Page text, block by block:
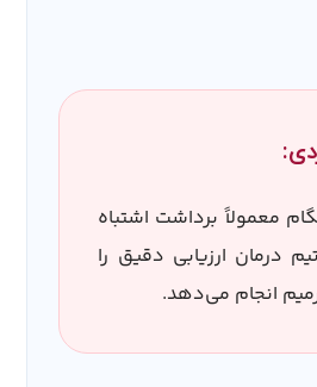
معمولاً برداشت اشتباه
درمان ارزیابی دقیق را
انجام می‌دهد.